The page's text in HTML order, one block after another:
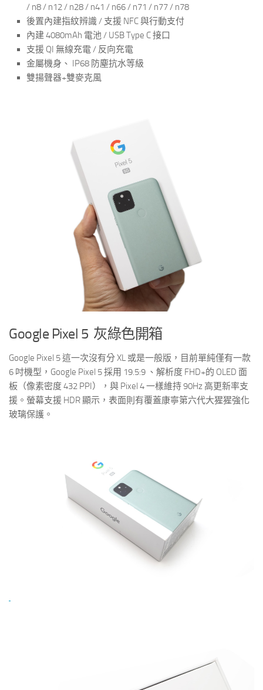
/ n8 / n12 / n28 / n41 / n66 / n71 / n77 / n78
後置內建指紋辨識 / 支援 NFC 與行動支付
內建 4080mAh 電池 / USB Type C 接口
支援 QI 無線充電 / 反向充電
金屬機身、 IP68 防塵抗水等級
雙揚聲器+雙麥克風
Google Pixel 5 灰綠色開箱
Google Pixel 5 這一次沒有分 XL 或是一般版，目前單純僅有一款
6 吋機型，Google Pixel 5 採用 19.5:9 、解析度 FHD+的 OLED 面
板（像素密度 432 PPI），與 Pixel 4 一樣維持 90Hz 高更新率支
援。螢幕支援 HDR 顯示，表面則有覆蓋康寧第六代大猩猩強化
玻璃保護。